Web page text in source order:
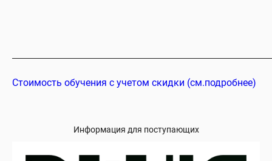
Информация для поступающих
Стоимость обучения с учетом скидки (см.подробнее)